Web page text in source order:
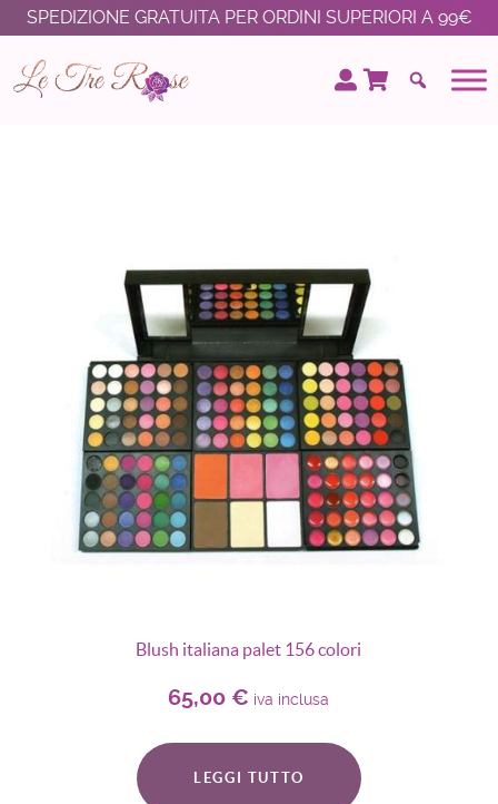
SPEDIZIONE GRATUITA PER ORDINI SUPERIORI A 99€
Blush italiana palet 156 colori
65,00 € iva inclusa
LEGGI TUTTO